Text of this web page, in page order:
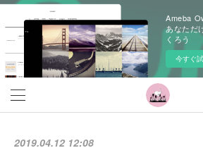
Ameba
あなただ
くろう
今すぐ
2019.04.12 12:08